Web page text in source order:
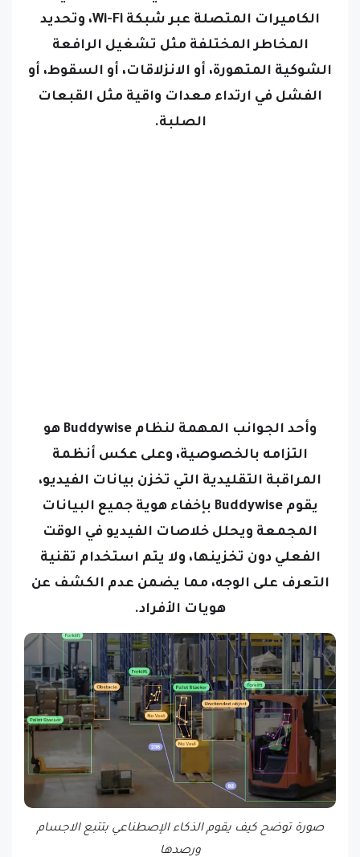
المخاطر المختلفة مثل تشغيل الرافعة
الشوكية المتهورة، أو الانزلاقات، أو السقوط، أو
الفشل في ارتداء معدات واقية مثل القبعات
الصلبة.
التزامه بالخصوصية، وعلى عكس أنظمة
المراقبة التقليدية التي تخزن بيانات الفيديو،
يقوم Buddywise بإخفاء هوية جميع البيانات
المجمعة ويحلل خلاصات الفيديو في الوقت
الفعلي دون تخزينها، ولا يتم استخدام تقنية
التعرف على الوجه، مما يضمن عدم الكشف عن
هويات الأفراد.
صورة توضح كيف يقوم الذكاء الإصطناعي بتتبع الاجسام
ورصدها